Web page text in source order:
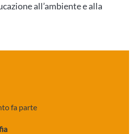
all’ambiente e alla
fa parte